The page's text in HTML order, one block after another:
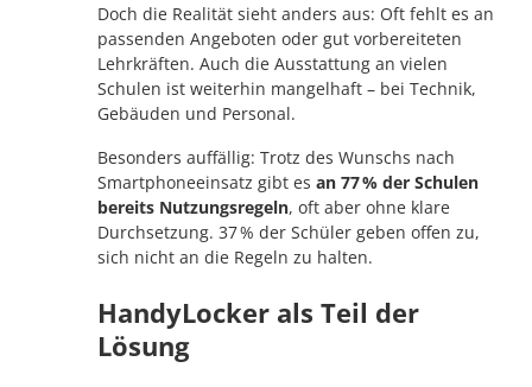
Doch die Realität sieht anders aus: Oft fehlt es an
passenden Angeboten oder gut vorbereiteten
Lehrkräften. Auch die Ausstattung an vielen
Schulen ist weiterhin mangelhaft – bei Technik,
Gebäuden und Personal.
Besonders auffällig: Trotz des Wunschs nach
Smartphoneeinsatz gibt esan 77 % der Schulen
bereits Nutzungsregeln, oft aber ohne klare
Durchsetzung. 37 % der Schüler geben offen zu,
sich nicht an die Regeln zu halten.
HandyLocker als Teil der
Lösung